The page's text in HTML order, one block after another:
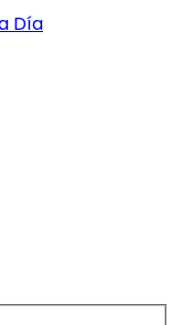
Día